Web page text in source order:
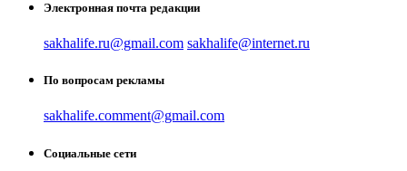
Электронная почта редакции
sakhalife.ru@gmail.com sakhalife@internet.ru
По вопросам рекламы
sakhalife.comment@gmail.com
Социальные сети